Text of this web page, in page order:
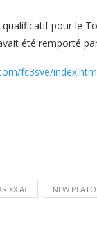
pour le
été remporté
fc3sve/index.htm
XX AC NEW